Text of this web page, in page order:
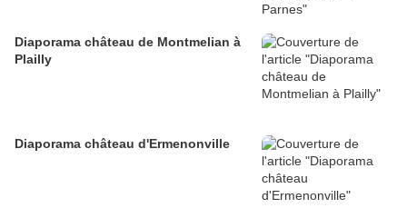
Diaporama château de Montmelian à
Plailly
Diaporama château d'Ermenonville